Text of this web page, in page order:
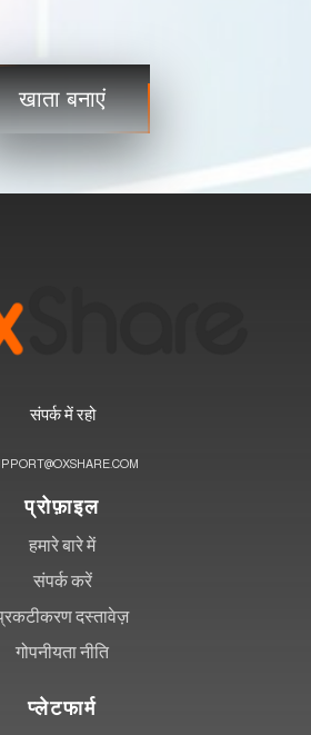
भी, कहीं भी वैश्विक बाज़ारों तक पहुंचें!
खाता बनाएं
संपर्क में रहो
प्रोफ़ाइल
हमारे बारे में
संपर्क करें
दस्तावेज़
गोपनीयता नीति
प्लेटफार्म